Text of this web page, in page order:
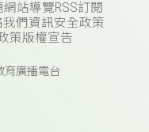
網站導覽RSS訂閱
們 資訊安全政策
策版權宣告
廣播電台